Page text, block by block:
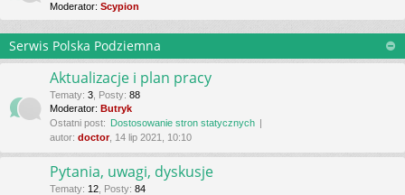
Moderator: Scypion
Serwis Polska Podziemna
Aktualizacje i plan pracy
Tematy: 3 Posty: 88
Moderator: Butryk
Ostatni post: Dostosowanie stron statycznych
autor: doctor, 14 lip 2021, 10:10
Pytania, uwagi, dyskusje
Tematy: 12 Posty: 84